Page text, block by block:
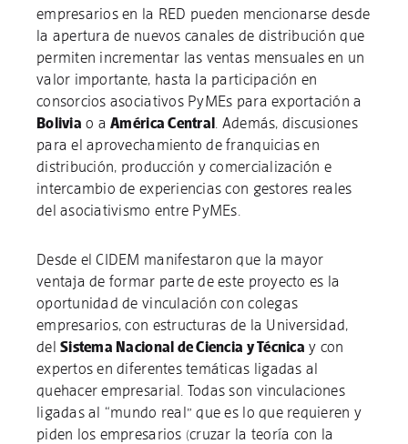
empresarios en la RED pueden mencionarse desde
la apertura de nuevos canales de distribución que
permiten incrementar las ventas mensuales en un
valor importante, hasta la participación en
consorcios asociativos PyMEs para exportación a
Bolivia o aAmérica Central . Además, discusiones
para el aprovechamiento de franquicias en
distribución, producción y comercialización e
intercambio de experiencias con gestores reales
del asociativismo entre PyMEs.
Desde el CIDEM manifestaron que la mayor
ventaja de formar parte de este proyecto es la
oportunidad de vinculación con colegas
empresarios, con estructuras de la Universidad,
delSistema Nacional de Ciencia y Técnica y con
expertos en diferentes temáticas ligadas al
quehacer empresarial. Todas son vinculaciones
ligadas al “mundo real” que es lo que requieren y
piden los empresarios (cruzar la teoría con la